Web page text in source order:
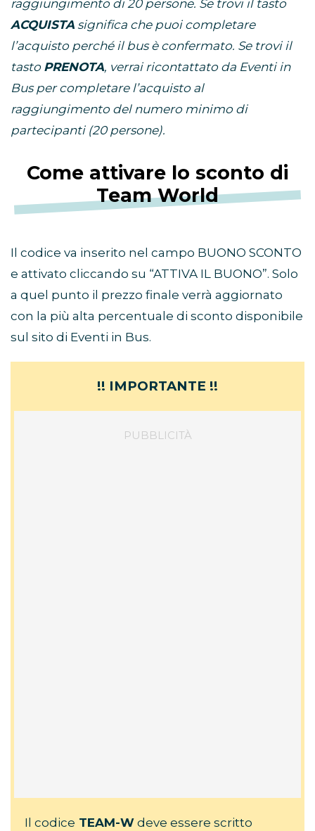
raggiungimento di 20 persone. Se trovi il tasto
ACQUISTA significa che puoi completare
l’acquisto perché il bus è confermato. Se trovi il
tasto PRENOTA, verrai ricontattato da Eventi in
Bus per completare l’acquisto al
raggiungimento del numero minimo di
partecipanti (20 persone).
Come attivare lo sconto di
Team World
Il codice va inserito nel campo BUONO SCONTO
e attivato cliccando su “ATTIVA IL BUONO”. Solo
a quel punto il prezzo finale verrà aggiornato
con la più alta percentuale di sconto disponibile
sul sito di Eventi in Bus.
!! IMPORTANTE !!
Il codice TEAM-W deve essere scritto